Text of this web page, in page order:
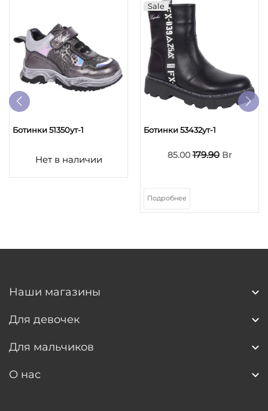
Ботинки 51350ут-1
Нет в наличии
Sale
Ботинки 53432ут-1
85.00179.90Br
Подробнее
Наши магазины
Для девочек
Для мальчиков
О нас